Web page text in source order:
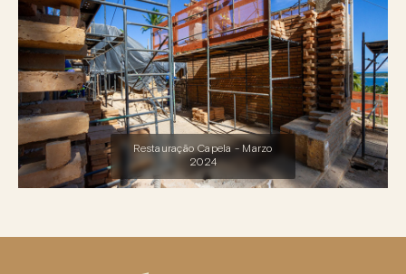
Restauração Capela - Marzo
2024